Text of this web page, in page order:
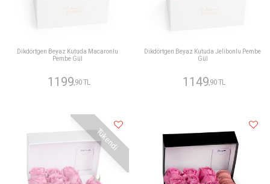
Dikdörtgen Beyaz Kutuda Macaronlu
Pembe Gül
1199 ,90 TL
Dikdörtgen Beyaz Kutuda Jelibonlu Pembe
Gül
1149 ,90 TL
Tükendi